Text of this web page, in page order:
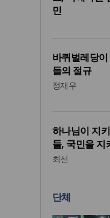
민
바퀴벌레당
들의 절규
정재우
하나님이 지
들, 국민을 지
최선
단체